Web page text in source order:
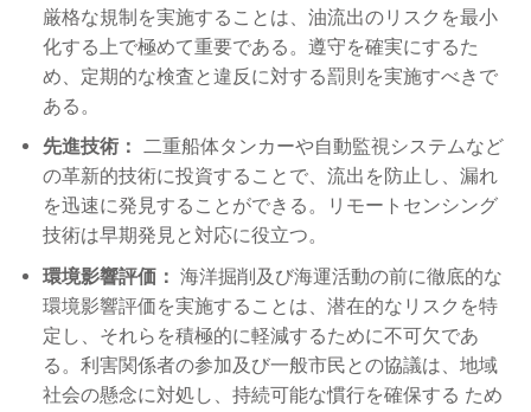
厳格な規制を実施することは、油流出のリスクを最小
化する上で極めて重要である。遵守を確実にするた
め、定期的な検査と違反に対する罰則を実施すべきで
ある。
先進技術： 二重船体タンカーや自動監視システムなど
の革新的技術に投資することで、流出を防止し、漏れ
を迅速に発見することができる。リモートセンシング
技術は早期発見と対応に役立つ。
環境影響評価： 海洋掘削及び海運活動の前に徹底的な
環境影響評価を実施することは、潜在的なリスクを特
定し、それらを積極的に軽減するために不可欠であ
る。利害関係者の参加及び一般市民との協議は、地域
社会の懸念に対処し、持続可能な慣行を確保する ため